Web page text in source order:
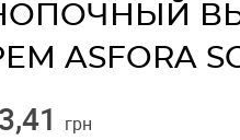
ASFORA
грн